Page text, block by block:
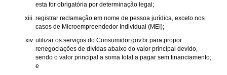
esta for obrigatória por determinação legal;
registrar reclamação em nome de pessoa jurídica, exceto nos
casos de Microempreendedor Individual (MEI);
utilizar os serviços do Consumidor.gov.br para propor
renegociações de dívidas abaixo do valor principal devido,
sendo o valor principal a soma total a pagar sem financiamento;
e